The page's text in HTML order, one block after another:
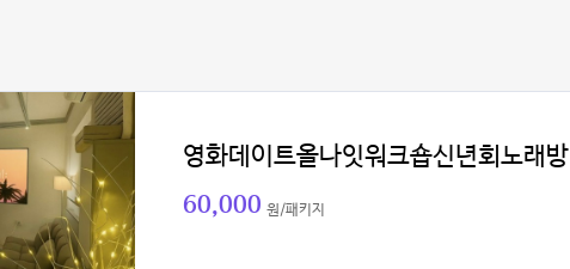
영화데이트올나잇워크숍신년회노래방
60,000 원/패키지